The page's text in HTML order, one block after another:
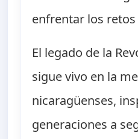
enfrentar los
El legado de la
sigue vivo en la
nicaragüenses,
generaciones a